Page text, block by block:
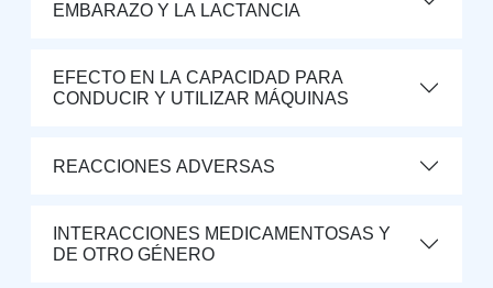
EMBARAZO Y LA LACTANCIA
EFECTO EN LA CAPACIDAD PARA
CONDUCIR Y UTILIZAR MÁQUINAS
REACCIONES ADVERSAS
INTERACCIONES MEDICAMENTOSAS Y
DE OTRO GÉNERO